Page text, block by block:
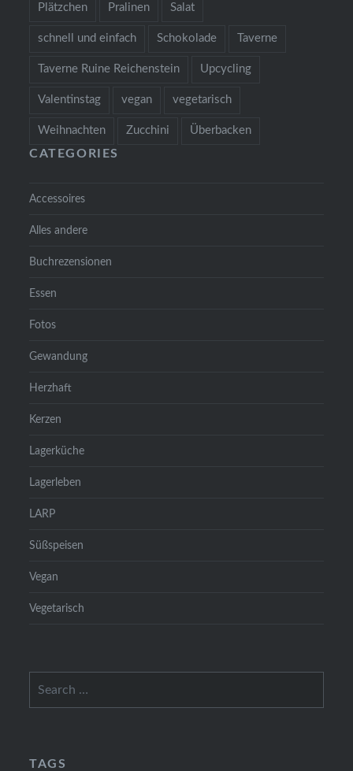
Plätzchen Pralinen Salat
schnell und einfach Schokolade Taverne
Taverne Ruine Reichenstein Upcycling
Valentinstag vegan vegetarisch
Weihnachten Zucchini Überbacken
CATEGORIES
Accessoires
Alles andere
Buchrezensionen
Essen
Fotos
Gewandung
Herzhaft
Kerzen
Lagerküche
Lagerleben
LARP
Süßspeisen
Vegan
Vegetarisch
TAGS